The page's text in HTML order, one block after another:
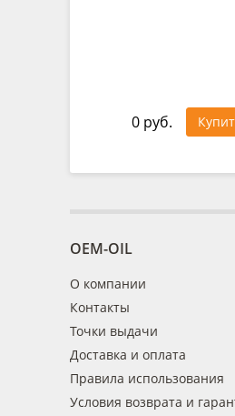
0 руб.
OEM-OIL
О компании
Контакты
Точки выдачи
Доставка и оплата
Правила использования
Условия возврата и